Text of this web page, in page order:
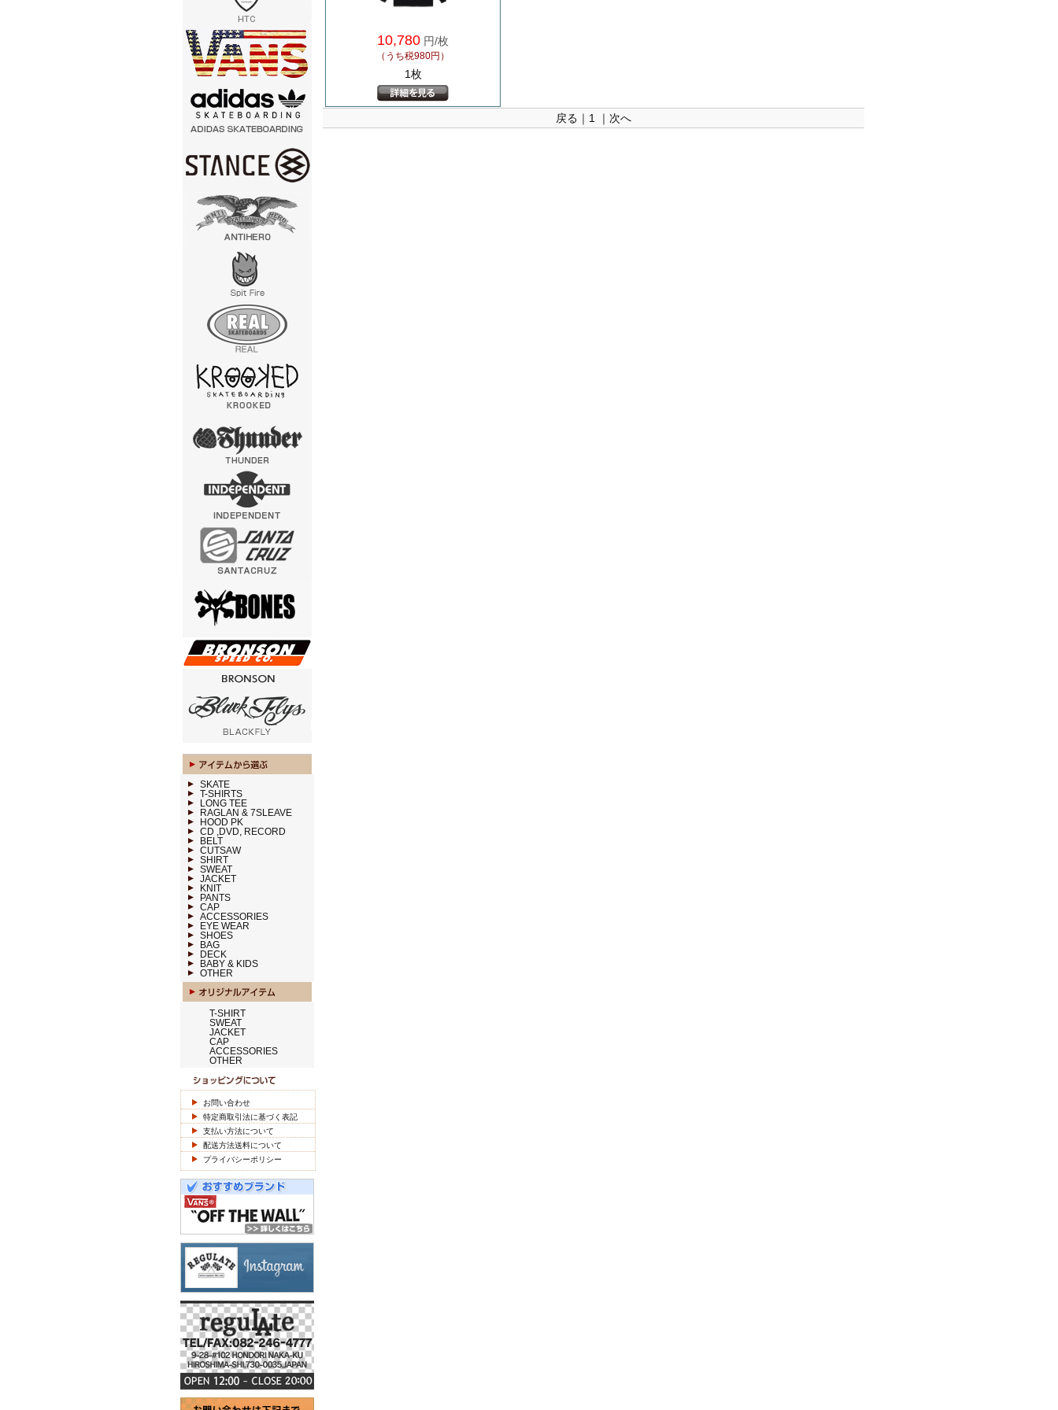
SKATE
T-SHIRTS
LONG TEE
RAGLAN & 7SLEAVE
HOOD PK
CD ,DVD, RECORD
BELT
CUTSAW
SHIRT
SWEAT
JACKET
KNIT
PANTS
CAP
ACCESSORIES
EYE WEAR
SHOES
BAG
DECK
BABY & KIDS
OTHER
T-SHIRT
SWEAT
JACKET
CAP
ACCESSORIES
OTHER
お問い合わせ
特定商取引法に基づく表記
支払い方法について
配送方法送料について
プライバシーポリシー
10,780 円/枚
（うち税980円）
1枚
戻る｜ 1 ｜次へ